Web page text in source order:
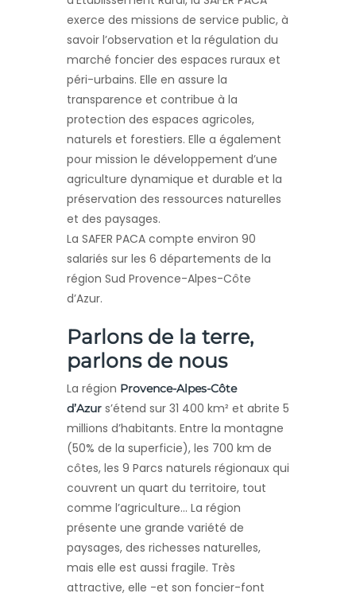
exerce des missions de service public, à
savoir l’observation et la régulation du
marché foncier des espaces ruraux et
péri-urbains. Elle en assure la
transparence et contribue à la
protection des espaces agricoles,
naturels et forestiers. Elle a également
pour mission le développement d’une
agriculture dynamique et durable et la
préservation des ressources naturelles
et des paysages.
La SAFER PACA compte environ 90
salariés sur les 6 départements de la
région Sud Provence-Alpes-Côte
d’Azur.
Parlons de la terre,
parlons de nous
La région Provence-Alpes-Côte
d’Azur s’étend sur 31 400 km² et abrite 5
millions d’habitants. Entre la montagne
(50% de la superficie), les 700 km de
côtes, les 9 Parcs naturels régionaux qui
couvrent un quart du territoire, tout
comme l’agriculture… La région
présente une grande variété de
paysages, des richesses naturelles,
mais elle est aussi fragile. Très
attractive, elle -et son foncier-font